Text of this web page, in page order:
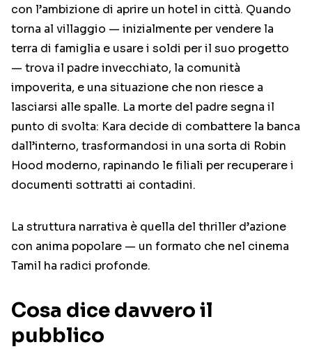
con l’ambizione di aprire un hotel in città. Quando
torna al villaggio — inizialmente per vendere la
terra di famiglia e usare i soldi per il suo progetto
— trova il padre invecchiato, la comunità
impoverita, e una situazione che non riesce a
lasciarsi alle spalle. La morte del padre segna il
punto di svolta: Kara decide di combattere la banca
dall’interno, trasformandosi in una sorta di Robin
Hood moderno, rapinando le filiali per recuperare i
documenti sottratti ai contadini.
La struttura narrativa è quella del thriller d’azione
con anima popolare — un formato che nel cinema
Tamil ha radici profonde.
Cosa dice davvero il
pubblico